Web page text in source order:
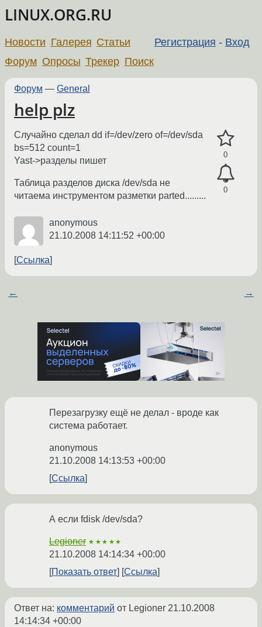
LINUX.ORG.RU
Регистрация - Вход
Новости Галерея Статьи
Форум Опросы Трекер Поиск
Форум — General
help plz
0
0
Случайно сделал dd if=/dev/zero of=/dev/sda
bs=512 count=1
Yast->разделы пишет
Таблица разделов диска /dev/sda не
читаема инструментом разметки parted.........
anonymous
21.10.2008 14:11:52 +00:00
Ссылка
← →
Перезагрузку ещё не делал - вроде как
система работает.
anonymous
21.10.2008 14:13:53 +00:00
Ссылка
А если fdisk /dev/sda?
Legioner ★★★★★
21.10.2008 14:14:34 +00:00
Показать ответ
Ссылка
Ответ на: комментарий от Legioner 21.10.2008
14:14:34 +00:00